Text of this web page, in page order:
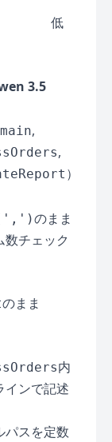
低
3.5
main,
,
）
のまま
数チェック
のまま
内
インで記述
パスを定数